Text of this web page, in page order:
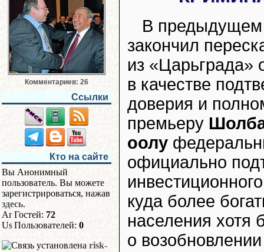
Комментариев: 26
Ссылки
Кто на сайте
Вы Анонимный
пользователь. Вы можете
зарегистрироваться, нажав
здесь.
Гостей: 72
Пользователей: 0
risk-
В
закончил
из «Царьграда»
в качестве
доверия и
премьеру
оолу
официально
куда более
населения хотя
о